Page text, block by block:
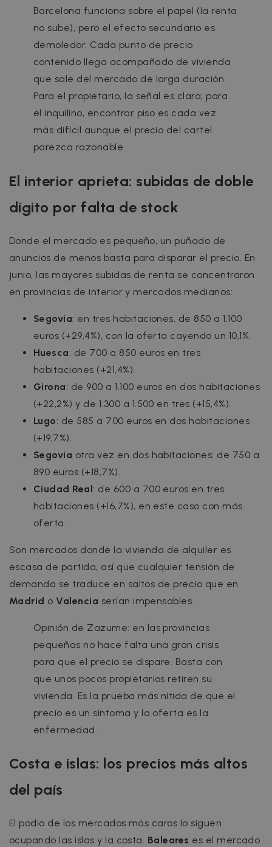
Barcelona funciona sobre el papel (la renta
no sube), pero el efecto secundario es
demoledor. Cada punto de precio
contenido llega acompañado de vivienda
que sale del mercado de larga duración.
Para el propietario, la señal es clara; para
el inquilino, encontrar piso es cada vez
más difícil aunque el precio del cartel
parezca razonable.
El interior aprieta: subidas de doble
dígito por falta de stock
Donde el mercado es pequeño, un puñado de
anuncios de menos basta para disparar el precio. En
junio, las mayores subidas de renta se concentraron
en provincias de interior y mercados medianos:
Segovia: en tres habitaciones, de 850 a 1.100
euros (+29,4%), con la oferta cayendo un 10,1%.
Huesca: de 700 a 850 euros en tres
habitaciones (+21,4%).
Girona: de 900 a 1.100 euros en dos habitaciones
(+22,2%) y de 1.300 a 1.500 en tres (+15,4%).
Lugo: de 585 a 700 euros en dos habitaciones
(+19,7%).
Segovia otra vez en dos habitaciones: de 750 a
890 euros (+18,7%).
Ciudad Real: de 600 a 700 euros en tres
habitaciones (+16,7%), en este caso con más
oferta.
Son mercados donde la vivienda de alquiler es
escasa de partida, así que cualquier tensión de
demanda se traduce en saltos de precio que en
Madrid o Valencia serían impensables.
Opinión de Zazume: en las provincias
pequeñas no hace falta una gran crisis
para que el precio se dispare. Basta con
que unos pocos propietarios retiren su
vivienda. Es la prueba más nítida de que el
precio es un síntoma y la oferta es la
enfermedad.
Costa e islas: los precios más altos
del país
El podio de los mercados más caros lo siguen
ocupando las islas y la costa. Baleares es el mercado